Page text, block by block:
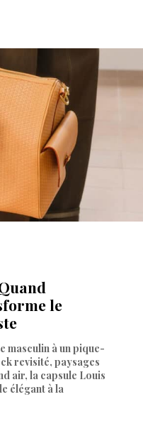
le
masculin à un pique-
revisité, paysages
air, la capsule Louis
élégant à la